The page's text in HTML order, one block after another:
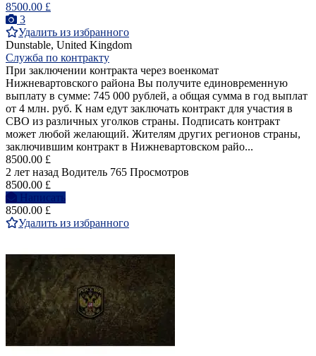
8500.00 £
3
Удалить из избранного
Dunstable, United Kingdom
Служба по контракту
При заключении контракта через военкомат
Нижневартовского района Вы получите единовременную
выплату в сумме: 745 000 рублей, а общая сумма в год выплат
от 4 млн. руб. К нам едут заключать контракт для участия в
СВО из различных уголков страны. Подписать контракт
может любой желающий. Жителям других регионов страны,
заключившим контракт в Нижневартовском райо...
8500.00 £
2 лет назад Водитель 765 Просмотров
8500.00 £
Написать
8500.00 £
Удалить из избранного